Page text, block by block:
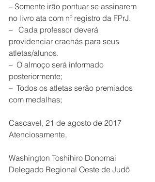
– Somente irão pontuar se assinarem
no livro ata com nº registro da FPrJ.
–   Cada professor deverá
providenciar crachás para seus
atletas/alunos.
–  O almoço será informado
posteriormente;
–  Todos os atletas serão premiados
com medalhas;
Cascavel, 21 de agosto de 2017
Atenciosamente,
Washington Toshihiro Donomai
Delegado Regional Oeste de Judô